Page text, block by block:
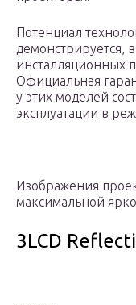
Потенциал
демонстрируется,
инсталляционных
Официальная
у этих моделей
эксплуатации в
Изображения
максимальной
3LCD